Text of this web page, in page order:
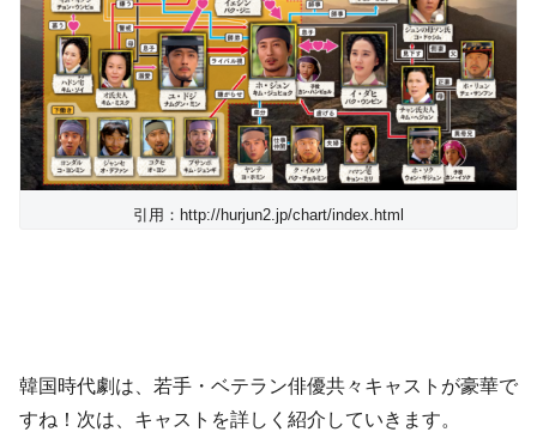
引用：http://hurjun2.jp/chart/index.html
韓国時代劇は、若手・ベテラン俳優共々キャストが豪華で
すね！次は、キャストを詳しく紹介していきます。